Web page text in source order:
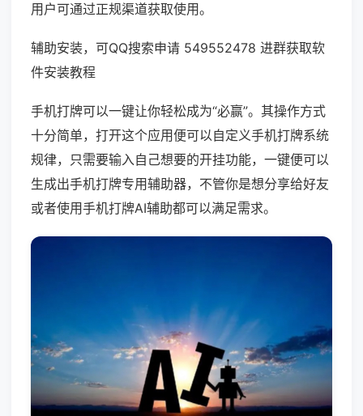
用户可通过正规渠道获取使用。
辅助安装，可QQ搜索申请 549552478 进群获取软
件安装教程
手机打牌可以一键让你轻松成为“必赢”。其操作方式
十分简单，打开这个应用便可以自定义手机打牌系统
规律，只需要输入自己想要的开挂功能，一键便可以
生成出手机打牌专用辅助器，不管你是想分享给好友
或者使用手机打牌AI辅助都可以满足需求。